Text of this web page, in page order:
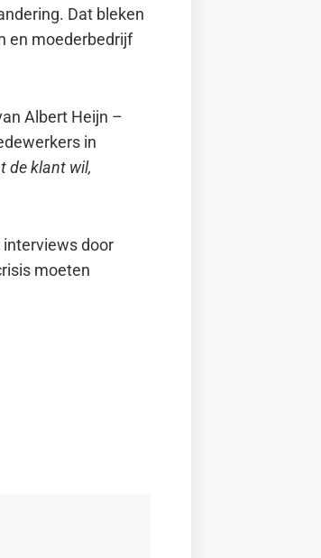
Dat bleken
en moederbedrijf
Albert Heijn –
in
de klant wil,
interviews door
moeten